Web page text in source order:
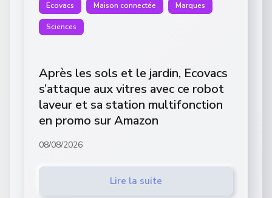
Ecovacs Maison connectée Marques
Sciences
Après les sols et le jardin, Ecovacs
s’attaque aux vitres avec ce robot
laveur et sa station multifonction
en promo sur Amazon
08/08/2026
Lire la suite